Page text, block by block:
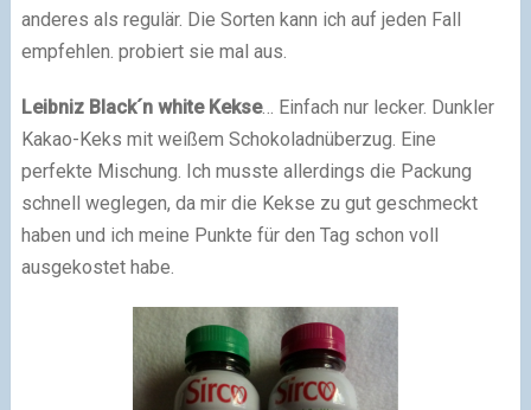
anderes als regulär. Die Sorten kann ich auf jeden Fall
empfehlen. probiert sie mal aus.
Leibniz Black´n white Kekse… Einfach nur lecker. Dunkler
Kakao-Keks mit weißem Schokoladnüberzug. Eine
perfekte Mischung. Ich musste allerdings die Packung
schnell weglegen, da mir die Kekse zu gut geschmeckt
haben und ich meine Punkte für den Tag schon voll
ausgekostet habe.